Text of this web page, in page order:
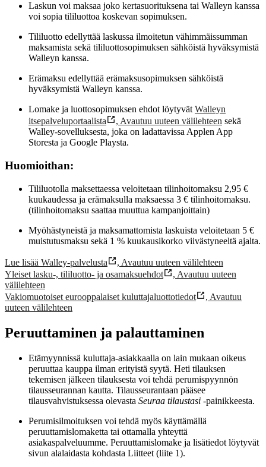
Laskun voi maksaa joko kertasuorituksena tai Walleyn kanssa
voi sopia tililuottoa koskevan sopimuksen.
Tililuotto edellyttää laskussa ilmoitetun vähimmäissumman
maksamista sekä tililuottosopimuksen sähköistä hyväksymistä
Walleyn kanssa.
Erämaksu edellyttää erämaksusopimuksen sähköistä
hyväksymistä Walleyn kanssa.
Lomake ja luottosopimuksen ehdot löytyvät Walleyn
itsepalveluportaalista
, Avautuu uuteen välilehteen sekä
Walley-sovelluksesta, joka on ladattavissa Applen App
Storesta ja Google Playsta.
Huomioithan:
Tililuotolla maksettaessa veloitetaan tilinhoitomaksu 2,95 €
kuukaudessa ja erämaksulla maksaessa 3 € tilinhoitomaksu.
(tilinhoitomaksu saattaa muuttua kampanjoittain)
Myöhästyneistä ja maksamattomista laskuista veloitetaan 5 €
muistutusmaksu sekä 1 % kuukausikorko viivästyneeltä ajalta.
Lue lisää Walley-palvelusta , Avautuu uuteen välilehteen
Yleiset lasku-, tililuotto- ja osamaksuehdot
, Avautuu uuteen
välilehteen
Vakiomuotoiset eurooppalaiset kuluttajaluottotiedot
, Avautuu
uuteen välilehteen
Peruuttaminen ja palauttaminen
Etämyynnissä kuluttaja-asiakkaalla on lain mukaan oikeus
peruuttaa kauppa ilman erityistä syytä. Heti tilauksen
tekemisen jälkeen tilauksesta voi tehdä perumispyynnön
tilausseurannan kautta. Tilausseurantaan pääsee
tilausvahvistuksessa olevasta Seuraa tilaustasi ‑painikkeesta.
Perumisilmoituksen voi tehdä myös käyttämällä
peruuttamislomaketta tai ottamalla yhteyttä
asiakaspalveluumme. Peruuttamislomake ja lisätiedot löytyvät
sivun alalaidasta kohdasta Liitteet (liite 1).